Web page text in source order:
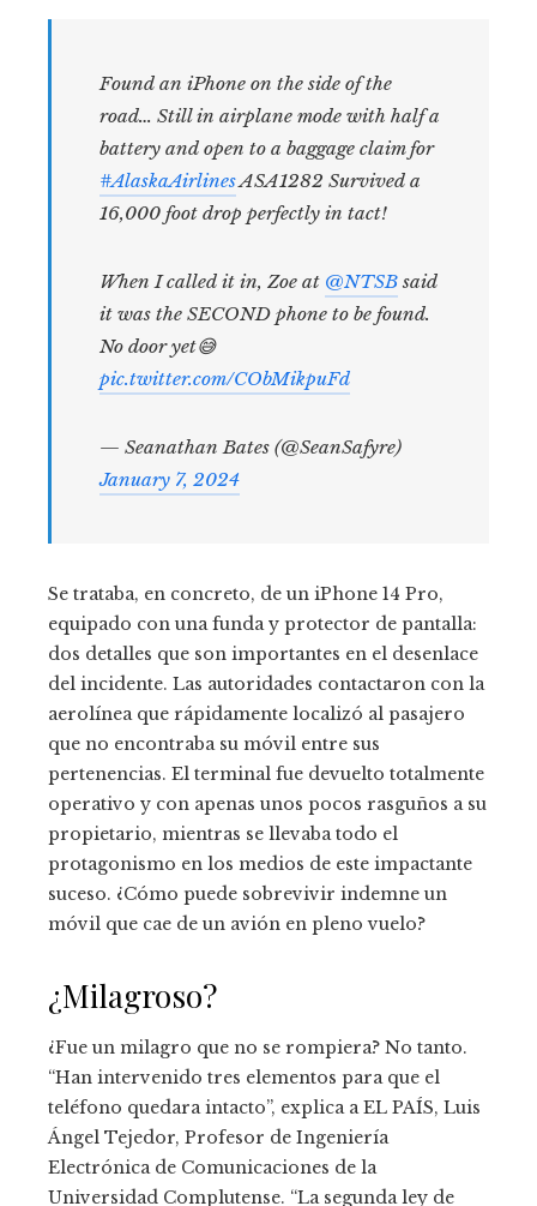
Found an iPhone on the side of the
road… Still in airplane mode with half a
battery and open to a baggage claim for
#AlaskaAirlinesASA1282 Survived a
16,000 foot drop perfectly in tact!
When I called it in, Zoe at @NTSB said
it was the SECOND phone to be found.
No door yet😅
pic.twitter.com/CObMikpuFd
— Seanathan Bates (@SeanSafyre)
January 7, 2024
Se trataba, en concreto, de un iPhone 14 Pro,
equipado con una funda y protector de pantalla:
dos detalles que son importantes en el desenlace
del incidente. Las autoridades contactaron con la
aerolínea que rápidamente localizó al pasajero
que no encontraba su móvil entre sus
pertenencias. El terminal fue devuelto totalmente
operativo y con apenas unos pocos rasguños a su
propietario, mientras se llevaba todo el
protagonismo en los medios de este impactante
suceso. ¿Cómo puede sobrevivir indemne un
móvil que cae de un avión en pleno vuelo?
¿Milagroso?
¿Fue un milagro que no se rompiera? No tanto.
“Han intervenido tres elementos para que el
teléfono quedara intacto”, explica a EL PAÍS, Luis
Ángel Tejedor, Profesor de Ingeniería
Electrónica de Comunicaciones de la
Universidad Complutense. “La segunda ley de